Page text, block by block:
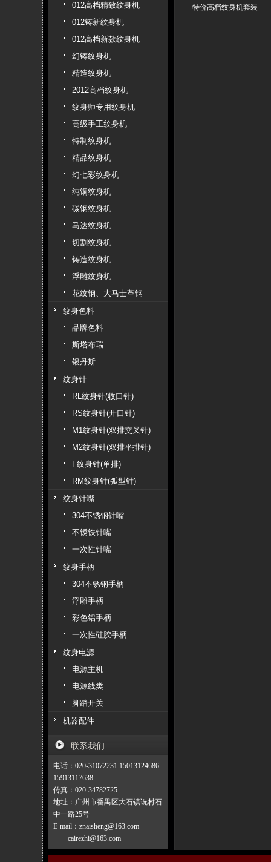
012高档精致纹身机
012铸新纹身机
012高档新款纹身机
幻铸纹身机
精造纹身机
2012高档纹身机
纹身师专用纹身机
高级手工纹身机
特制纹身机
精品纹身机
幻七彩纹身机
纯铜纹身机
碳钢纹身机
马达纹身机
切割纹身机
铸造纹身机
浮雕纹身机
花纹钢、大马士革钢
纹身色料
品牌色料
斯塔布瑞
银丹斯
纹身针
RL纹身针(收口针)
RS纹身针(开口针)
M1纹身针(双排交叉针)
M2纹身针(双排平排针)
F纹身针(单排)
RM纹身针(弧型针)
纹身针嘴
304不锈钢针嘴
不锈铁针嘴
一次性针嘴
纹身手柄
304不锈钢手柄
浮雕手柄
彩色铝手柄
一次性硅胶手柄
纹身电源
电源主机
电源线类
脚踏开关
机器配件
联系我们
电话：020-31072231 15013124686
15913117638
传真：020-34782725
地址：广州市番禺区大石镇诜村石
中一路25号
E-mail：znaisheng@163.com
cairezhi@163.com
特价高档纹身机套装